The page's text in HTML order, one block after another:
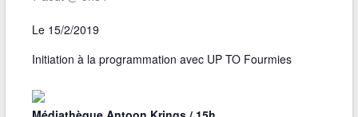
Le 15/2/2019
Initiation à la programmation avec UP TO Fourmies